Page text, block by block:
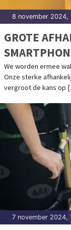
8 november 2024,
GROTE
We worden ermee
Onze sterke
vergroot de kans op
7 november 2024,